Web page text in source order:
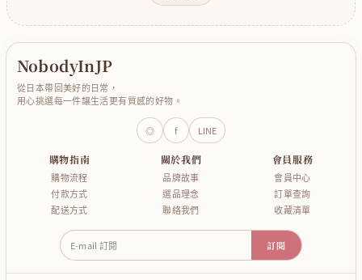
NobodyInJP
從日本帶回美好的日常，
用心挑選每一件讓生活更有質感的好物。
◎ f LINE
購物指南
購物流程
付款方式
配送方式
關於我們
品牌故事
選品理念
聯絡我們
會員服務
會員中心
訂單查詢
收藏清單
E-mail 訂閱 訂閱